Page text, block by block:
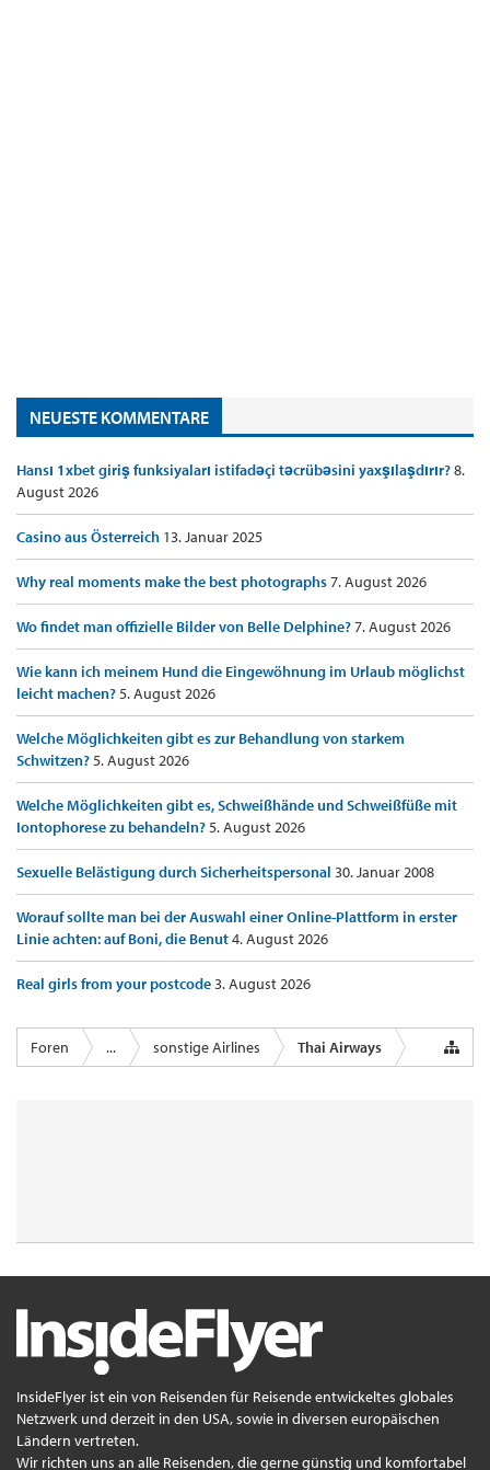
NEUESTE KOMMENTARE
Hansı 1xbet giriş funksiyaları istifadəçi təcrübəsini yaxşılaşdırır?8.
August 2026
Casino aus Österreich 13. Januar 2025
Why real moments make the best photographs7. August 2026
Wo findet man offizielle Bilder von Belle Delphine?7. August 2026
Wie kann ich meinem Hund die Eingewöhnung im Urlaub möglichst
leicht machen?5. August 2026
Welche Möglichkeiten gibt es zur Behandlung von starkem
Schwitzen?5. August 2026
Welche Möglichkeiten gibt es, Schweißhände und Schweißfüße mit
Iontophorese zu behandeln?5. August 2026
Sexuelle Belästigung durch Sicherheitspersonal 30. Januar 2008
Worauf sollte man bei der Auswahl einer Online-Plattform in erster
Linie achten: auf Boni, die Benut4. August 2026
Real girls from your postcode3. August 2026
Foren ... sonstige Airlines Thai Airways
InsideFlyer ist ein von Reisenden für Reisende entwickeltes globales
Netzwerk und derzeit in den USA, sowie in diversen europäischen
Ländern vertreten.
Wir richten uns an alle Reisenden, die gerne günstig und komfortabel